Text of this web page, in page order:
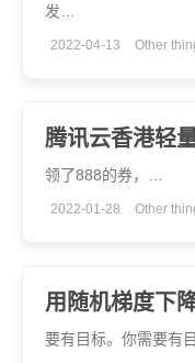
发…
2022-04-13 Other
腾讯云香港轻
领了888的券，…
2022-01-28 Other
用随机梯度下
要有目标。你需要有